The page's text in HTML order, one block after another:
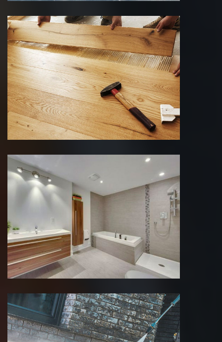
Pose de parquet 75 Paris
Rénovation salle de bain 75 Paris